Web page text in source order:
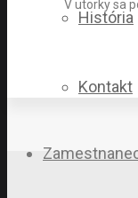
História
Kontakt
V utorky sa